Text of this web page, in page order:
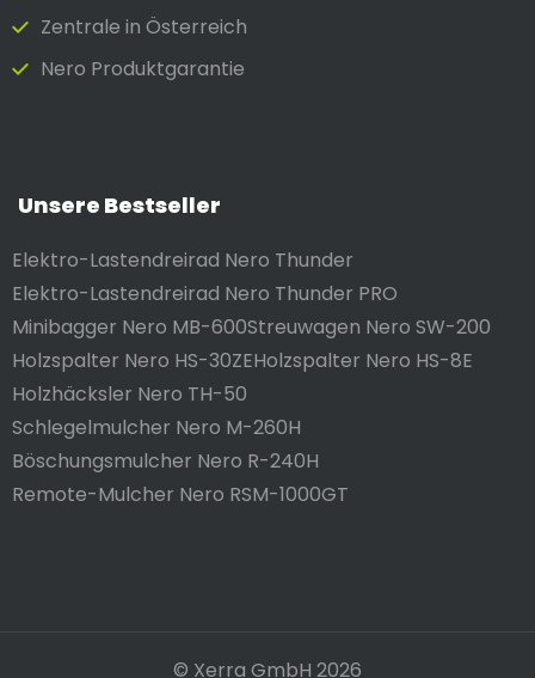
Zentrale in Österreich
Nero Produktgarantie
Unsere Bestseller
Elektro-Lastendreirad Nero Thunder
Elektro-Lastendreirad Nero Thunder PRO
Minibagger Nero MB-600Streuwagen Nero SW-200
Holzspalter Nero HS-30ZEHolzspalter Nero HS-8E
Holzhäcksler Nero TH-50
Schlegelmulcher Nero M-260H
Böschungsmulcher Nero R-240H
Remote-Mulcher Nero RSM-1000GT
© Xerra GmbH 2026